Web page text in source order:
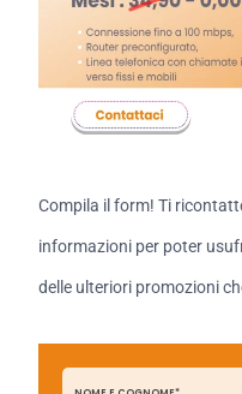
Compila il form! Ti
informazioni per poter
delle ulteriori promozioni